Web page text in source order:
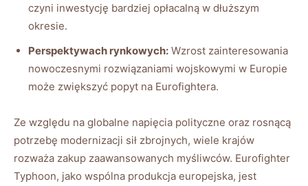
czyni inwestycję bardziej opłacalną w dłuższym
okresie.
Perspektywach rynkowych: Wzrost zainteresowania
nowoczesnymi rozwiązaniami wojskowymi w Europie
może zwiększyć popyt na Eurofightera.
Ze względu na globalne napięcia polityczne oraz rosnącą
potrzebę modernizacji sił zbrojnych, wiele krajów
rozważa zakup zaawansowanych myśliwców. Eurofighter
Typhoon, jako wspólna produkcja europejska, jest